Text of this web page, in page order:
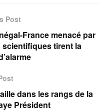
Post
France menacé par
tirent la
dans les rangs de la
Président